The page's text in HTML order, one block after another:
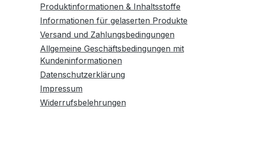
Produktinformationen & Inhaltsstoffe
Informationen für gelaserten Produkte
Versand und Zahlungsbedingungen
Allgemeine Geschäftsbedingungen mit
Kundeninformationen
Datenschutzerklärung
Impressum
Widerrufsbelehrungen